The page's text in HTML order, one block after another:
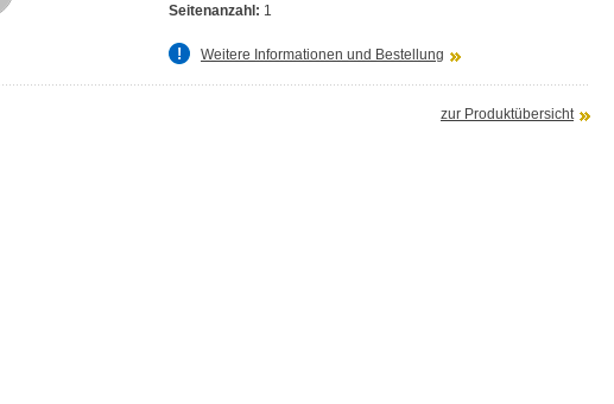
Seitenanzahl: 1
Weitere Informationen und Bestellung
zur Produktübersicht